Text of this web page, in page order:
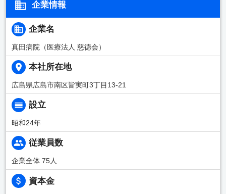
企業情報
企業名
真田病院（医療法人 慈徳会）
本社所在地
広島県広島市南区皆実町3丁目13-21
設立
昭和24年
従業員数
企業全体 75人
資本金